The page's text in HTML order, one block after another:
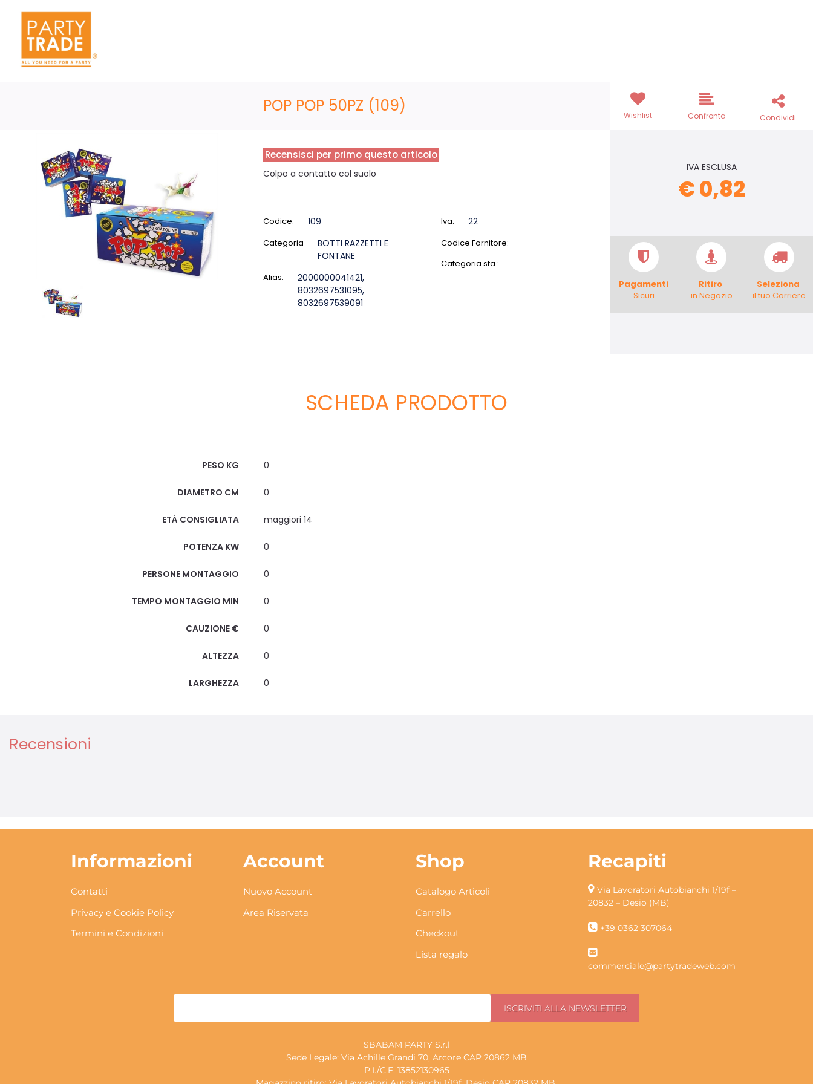
POP POP 50PZ (109)
Recensisci per primo questo articolo
Colpo a contatto col suolo
Codice: 109
Categoria
BOTTI RAZZETTI E
FONTANE
Alias:
2000000041421,
8032697531095,
8032697539091
Iva: 22
Codice Fornitore:
Categoria sta.:
Wishlist Confronta Condividi
IVA ESCLUSA
€ 0,82
Pagamenti
Sicuri
Ritiro
in Negozio
Seleziona
il tuo Corriere
SCHEDA PRODOTTO
PESO KG 0
DIAMETRO CM 0
ETÀ CONSIGLIATA maggiori 14
POTENZA KW 0
PERSONE MONTAGGIO 0
TEMPO MONTAGGIO MIN 0
CAUZIONE € 0
ALTEZZA 0
LARGHEZZA 0
Recensioni
Informazioni
Contatti
Privacy e Cookie Policy
Termini e Condizioni
Account
Nuovo Account
Area Riservata
Shop
Catalogo Articoli
Carrello
Checkout
Lista regalo
Recapiti
Via Lavoratori Autobianchi 1/19f –
20832 – Desio (MB)
+39 0362 307064
commerciale@partytradeweb.com
SBABAM PARTY S.r.l
Sede Legale: Via Achille Grandi 70, Arcore CAP 20862 MB
P.I./C.F. 13852130965